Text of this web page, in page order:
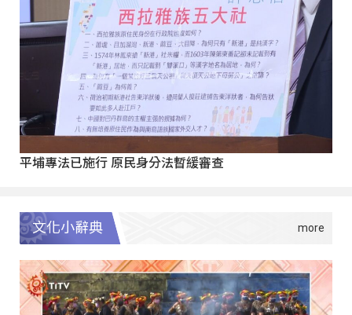
平埔專法已施行 原民身分法暫緩審查
文化小辭典